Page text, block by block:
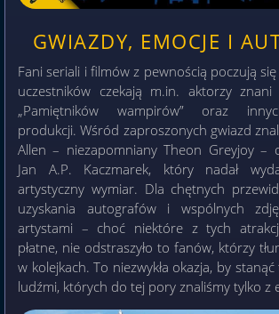
GWIAZDY, EMOCJE I
Fani seriali i filmów z pewnością poczują
uczestników czekają m.in. aktorzy
„Pamiętników wampirów” oraz
produkcji. Wśród zaproszonych gwiazd
Allen – niezapomniany Theon Greyjoy –
Jan A.P. Kaczmarek, który nadał
artystyczny wymiar. Dla chętnych
uzyskania autografów i wspólnych
artystami – choć niektóre z tych
płatne, nie odstraszyło to fanów, którzy
w kolejkach. To niezwykła okazja, by
ludźmi, których do tej pory znaliśmy tylko z